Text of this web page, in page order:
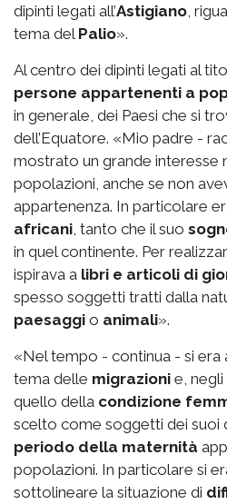
dipinti legati all’Astigiano ,
tema del Palio».
Al centro dei dipinti legati al
persone appartenenti a
in generale, dei Paesi che si
dell’Equatore. «Mio padre -
mostrato un grande interesse
popolazioni, anche se non
appartenenza. In particolare
africani , tanto che il suo
in quel continente. Per
ispirava a libri e articoli di
spesso soggetti tratti dalla
paesaggi o animali».
«Nel tempo - continua - si era
tema delle migrazioni e, negli
quello della condizione
scelto come soggetti dei suoi
periodo della maternità
popolazioni. In particolare si
sottolineare la situazione di